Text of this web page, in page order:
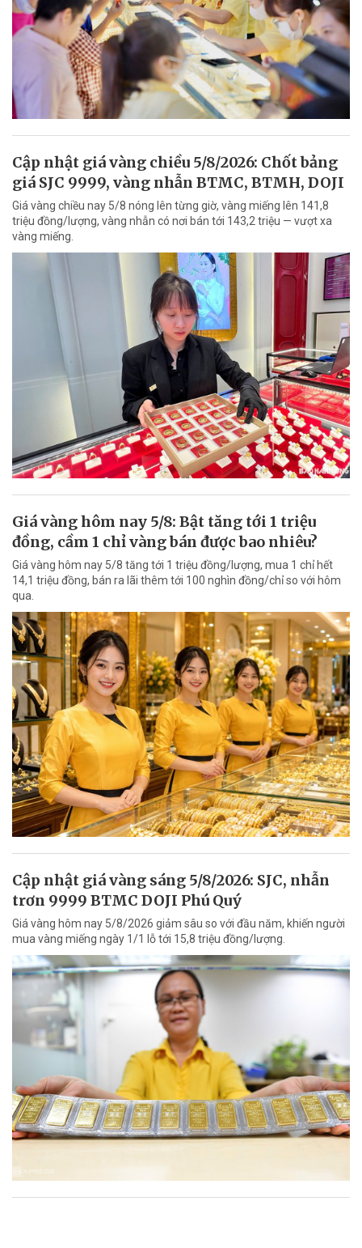
Cập nhật giá vàng chiều 5/8/2026: Chốt bảng
giá SJC 9999, vàng nhẫn BTMC, BTMH, DOJI
Giá vàng chiều nay 5/8 nóng lên từng giờ, vàng miếng lên 141,8
triệu đồng/lượng, vàng nhẫn có nơi bán tới 143,2 triệu — vượt xa
vàng miếng.
Giá vàng hôm nay 5/8: Bật tăng tới 1 triệu
đồng, cầm 1 chỉ vàng bán được bao nhiêu?
Giá vàng hôm nay 5/8 tăng tới 1 triệu đồng/lượng, mua 1 chỉ hết
14,1 triệu đồng, bán ra lãi thêm tới 100 nghìn đồng/chỉ so với hôm
qua.
Cập nhật giá vàng sáng 5/8/2026: SJC, nhẫn
trơn 9999 BTMC DOJI Phú Quý
Giá vàng hôm nay 5/8/2026 giảm sâu so với đầu năm, khiến người
mua vàng miếng ngày 1/1 lỗ tới 15,8 triệu đồng/lượng.